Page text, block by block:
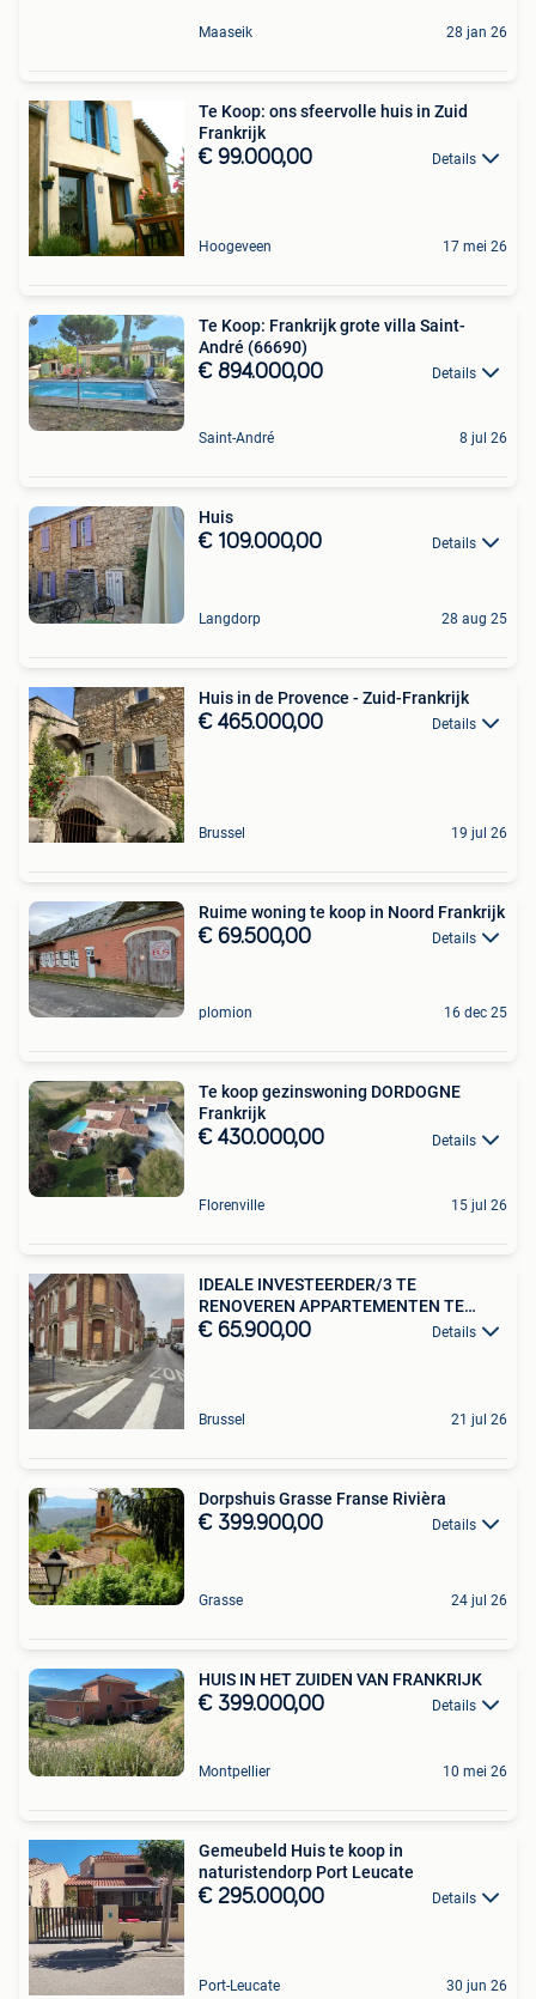
Maaseik 28 jan 26
Te Koop: ons sfeervolle huis in Zuid
Frankrijk
€ 99.000,00 Details
Hoogeveen 17 mei 26
Te Koop: Frankrijk grote villa Saint-
André (66690)
€ 894.000,00 Details
Saint-André 8 jul 26
Huis
€ 109.000,00 Details
Langdorp 28 aug 25
Huis in de Provence - Zuid-Frankrijk
€ 465.000,00 Details
Brussel 19 jul 26
Ruime woning te koop in Noord Frankrijk
€ 69.500,00 Details
plomion 16 dec 25
Te koop gezinswoning DORDOGNE
Frankrijk
€ 430.000,00 Details
Florenville 15 jul 26
IDEALE INVESTEERDER/3 TE
RENOVEREN APPARTEMENTEN TE
HUUR
€ 65.900,00 Details
Brussel 21 jul 26
Dorpshuis Grasse Franse Rivièra
€ 399.900,00 Details
Grasse 24 jul 26
HUIS IN HET ZUIDEN VAN FRANKRIJK
€ 399.000,00 Details
Montpellier 10 mei 26
Gemeubeld Huis te koop in
naturistendorp Port Leucate
€ 295.000,00 Details
Port-Leucate 30 jun 26